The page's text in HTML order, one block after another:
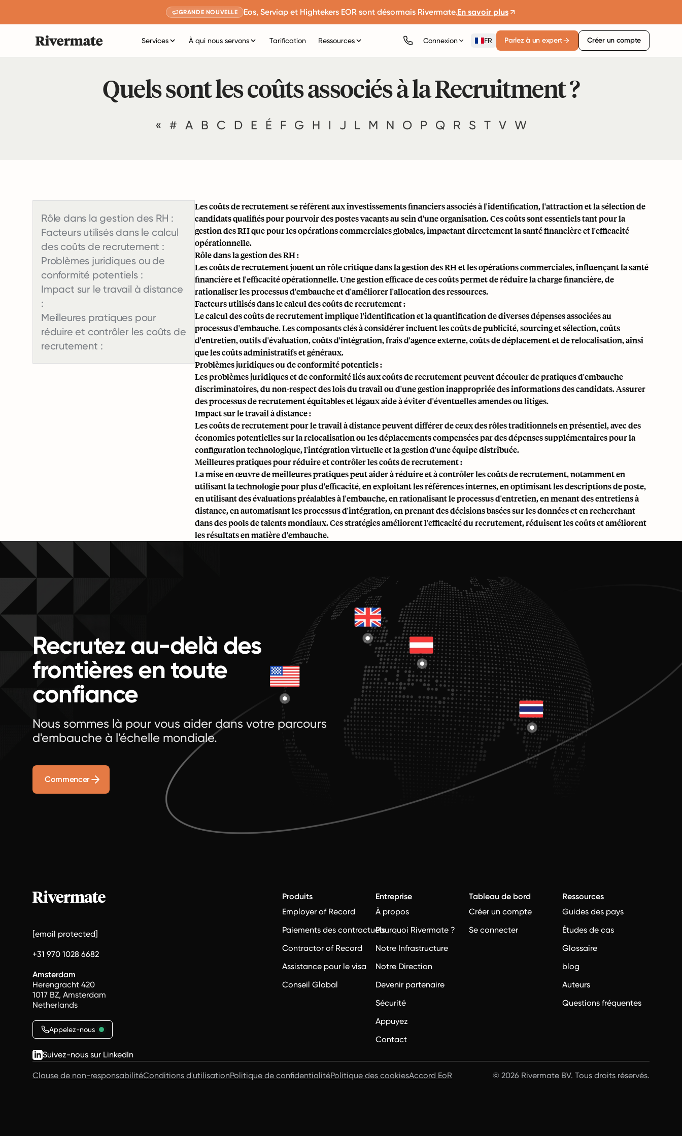
GRANDE NOUVELLE Eos, Serviap et Hightekers EOR sont désormais Rivermate.En savoir plus
Services À qui nous servons Tarification Ressources Connexion FR Parlez à un expert Créer un compte
Quels sont les coûts associés à la Recruitment ?
« # A B C D E É F G H I J L M N O P Q R S T V W
Rôle dans la gestion des RH :
Facteurs utilisés dans le calcul
des coûts de recrutement :
Problèmes juridiques ou de
conformité potentiels :
Impact sur le travail à distance
:
Meilleures pratiques pour
réduire et contrôler les coûts de
recrutement :
Les coûts de recrutement se réfèrent aux investissements financiers associés à l'identification, l'attraction et la sélection de
candidats qualifiés pour pourvoir des postes vacants au sein d'une organisation. Ces coûts sont essentiels tant pour la
gestion des RH que pour les opérations commerciales globales, impactant directement la santé financière et l'efficacité
opérationnelle.
Rôle dans la gestion des RH :
Les coûts de recrutement jouent un rôle critique dans la gestion des RH et les opérations commerciales, influençant la santé
financière et l'efficacité opérationnelle. Une gestion efficace de ces coûts permet de réduire la charge financière, de
rationaliser les processus d'embauche et d'améliorer l'allocation des ressources.
Facteurs utilisés dans le calcul des coûts de recrutement :
Le calcul des coûts de recrutement implique l'identification et la quantification de diverses dépenses associées au
processus d'embauche. Les composants clés à considérer incluent les coûts de publicité, sourcing et sélection, coûts
d'entretien, outils d'évaluation, coûts d'intégration, frais d'agence externe, coûts de déplacement et de relocalisation, ainsi
que les coûts administratifs et généraux.
Problèmes juridiques ou de conformité potentiels :
Les problèmes juridiques et de conformité liés aux coûts de recrutement peuvent découler de pratiques d'embauche
discriminatoires, du non-respect des lois du travail ou d'une gestion inappropriée des informations des candidats. Assurer
des processus de recrutement équitables et légaux aide à éviter d'éventuelles amendes ou litiges.
Impact sur le travail à distance :
Les coûts de recrutement pour le travail à distance peuvent différer de ceux des rôles traditionnels en présentiel, avec des
économies potentielles sur la relocalisation ou les déplacements compensées par des dépenses supplémentaires pour la
configuration technologique, l'intégration virtuelle et la gestion d'une équipe distribuée.
Meilleures pratiques pour réduire et contrôler les coûts de recrutement :
La mise en œuvre de meilleures pratiques peut aider à réduire et à contrôler les coûts de recrutement, notamment en
utilisant la technologie pour plus d'efficacité, en exploitant les références internes, en optimisant les descriptions de poste,
en utilisant des évaluations préalables à l'embauche, en rationalisant le processus d'entretien, en menant des entretiens à
distance, en automatisant les processus d'intégration, en prenant des décisions basées sur les données et en recherchant
dans des pools de talents mondiaux. Ces stratégies améliorent l'efficacité du recrutement, réduisent les coûts et améliorent
les résultats en matière d'embauche.
Recrutez au-delà des
frontières en toute
confiance
Nous sommes là pour vous aider dans votre parcours
d'embauche à l'échelle mondiale.
Commencer
[email protected]
+31 970 1028 6682
Amsterdam
Herengracht 420
1017 BZ, Amsterdam
Netherlands
Appelez-nous
Suivez-nous sur LinkedIn
Produits
Employer of Record
Paiements des contractuels
Contractor of Record
Assistance pour le visa
Conseil Global
Entreprise
À propos
Pourquoi Rivermate ?
Notre Infrastructure
Notre Direction
Devenir partenaire
Sécurité
Appuyez
Contact
Tableau de bord
Créer un compte
Se connecter
Ressources
Guides des pays
Études de cas
Glossaire
blog
Auteurs
Questions fréquentes
Clause de non-responsabilitéConditions d'utilisationPolitique de confidentialitéPolitique des cookiesAccord EoR © 2026 Rivermate BV. Tous droits réservés.